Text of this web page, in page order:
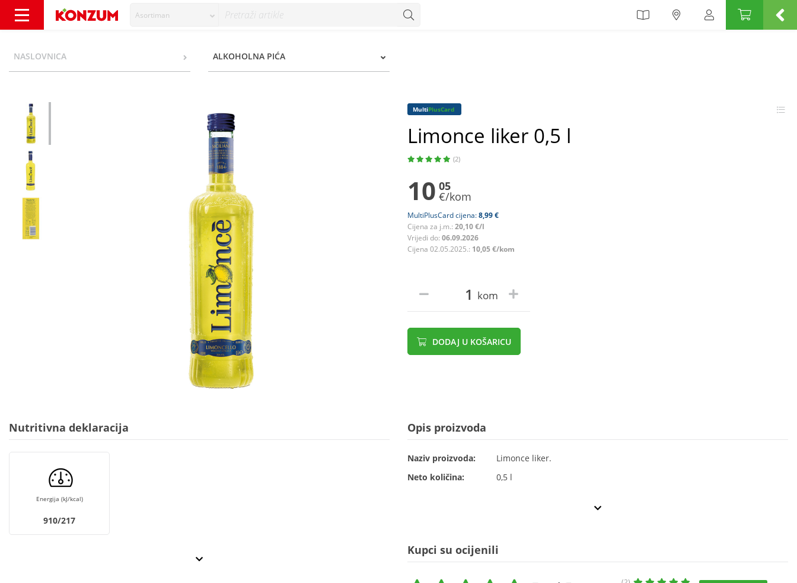
Asortiman
NASLOVNICA ALKOHOLNA PIĆA
MultiPlusCard
Limonce liker 0,5 l
(2)
10 05
€/kom
MultiPlusCard cijena:8,99 €
Cijena za j.m.: 20,10 €/l
Vrijedi do: 06.09.2026
Cijena 02.05.2025.: 10,05 €/kom
kom
DODAJ U KOŠARICU
Nutritivna deklaracija
Energija (kJ/kcal)
910/217
Opis proizvoda
Naziv proizvoda:
Limonce liker.
Neto količina:
0,5 l
Kupci su ocijenili